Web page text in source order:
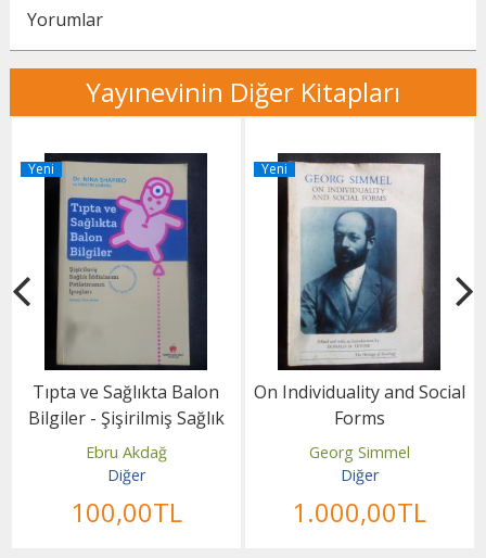
Yorumlar
Yayınevinin Diğer Kitapları
Yeni
Tıpta ve Sağlıkta Balon
Bilgiler - Şişirilmiş Sağlık
İddialarını...
Ebru Akdağ
Diğer
100,00TL
Yeni
On Individuality and Social
Forms
Georg Simmel
Diğer
1.000,00TL